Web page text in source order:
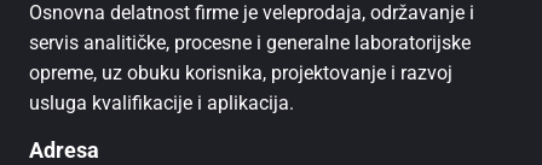
Osnovna delatnost firme je veleprodaja, održavanje i
servis analitičke, procesne i generalne laboratorijske
opreme, uz obuku korisnika, projektovanje i razvoj
usluga kvalifikacije i aplikacija.
Adresa